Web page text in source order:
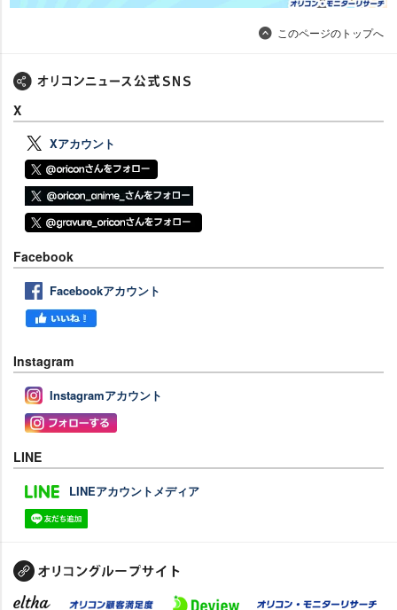
このページのトップへ
X
Xアカウント
Facebook
Facebookアカウント
Instagram
Instagramアカウント
LINE
LINEアカウントメディア